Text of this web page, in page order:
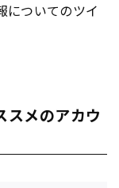
についてのツイ
スメのアカウ